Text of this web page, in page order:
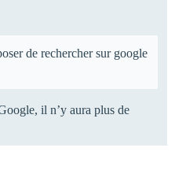
de rechercher sur google
il n’y aura plus de